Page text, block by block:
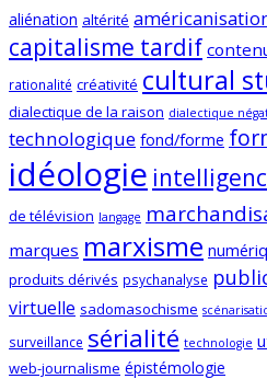
aliénation altérité
capitalisme tardif
rationalité créativité cultural
dialectique de la raison dialectique
technologique fond/forme
idéologie
de télévision langage
marques marxisme
produits dérivés psychanalyse
virtuelle sadomasochisme
surveillance sérialité technologie
web-journalisme épistémologie